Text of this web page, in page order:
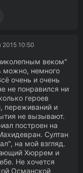
2015 10:50
веком"
можно, немного
очень и очень
не понравился ни
героев
переживаний и
не вызывают.
построен на
Султан
на мой взгляд.
Хюррем и
Не хочется
Османской